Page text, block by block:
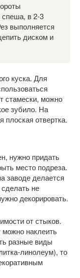
в 2-3
выполняется
диском и
куска. Для
стамески, можно
зубило. На
плоская отвертка.
нужно придать
место подреза.
заводе делается
не
декорировать.
от стыков.
можно наклеить
разные виды
линолеум), то